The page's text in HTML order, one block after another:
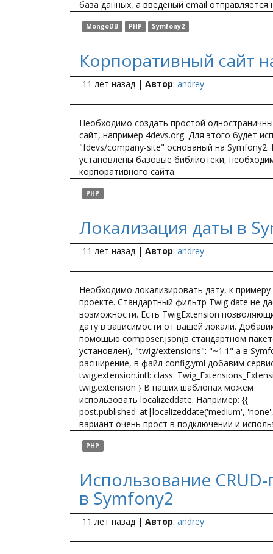
база данных, а введеный email отправляется
MongoDB PHP Symfony2
Корпоративный сайт
11 лет назад | Автор: andrey
Необходимо создать простой
сайт, например 4devs.org. Для этого будет
"fdevs/company-site" основаный на Symfony2.
установлены базовые библиотеки,
корпоративного сайта.
PHP
Локализация даты в
11 лет назад | Автор: andrey
Необходимо локализировать дату, к
проекте. Стандартный фильтр Twig date не
возможности. Есть TwigExtension
дату в зависимости от вашей локали.
помощью composer.json(в стандартном
установлен), "twig/extensions": "~1.1" а в
расширение, в файл config.yml добавим
twig.extension.intl: class:
twig.extension } В наших шаблонах можем
использовать localizeddate. Например: {{
post.published_at|localizeddate('medium',
вариант очень прост в подключении и
PHP
Использование
в Symfony2
11 лет назад | Автор: andrey